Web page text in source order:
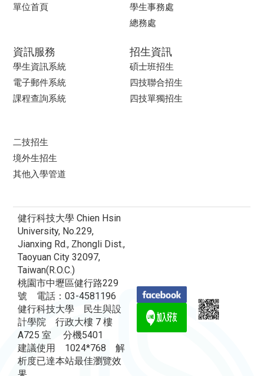
單位首頁
學生事務處
總務處
資訊服務
學生資訊系統
電子郵件系統
課程查詢系統
招生資訊
碩士班招生
四技聯合招生
四技單獨招生
二技招生
境外生招生
其他入學管道
健行科技大學 Chien Hsin
University, No.229,
Jianxing Rd., Zhongli Dist.,
Taoyuan City 32097,
Taiwan(R.O.C.)
桃園市中壢區健行路229
號 電話：03-4581196
健行科技大學 民生與設
計學院 行政大樓 7 樓
A725 室 分機5401
建議使用 1024*768 解
析度已達本站最佳瀏覽效